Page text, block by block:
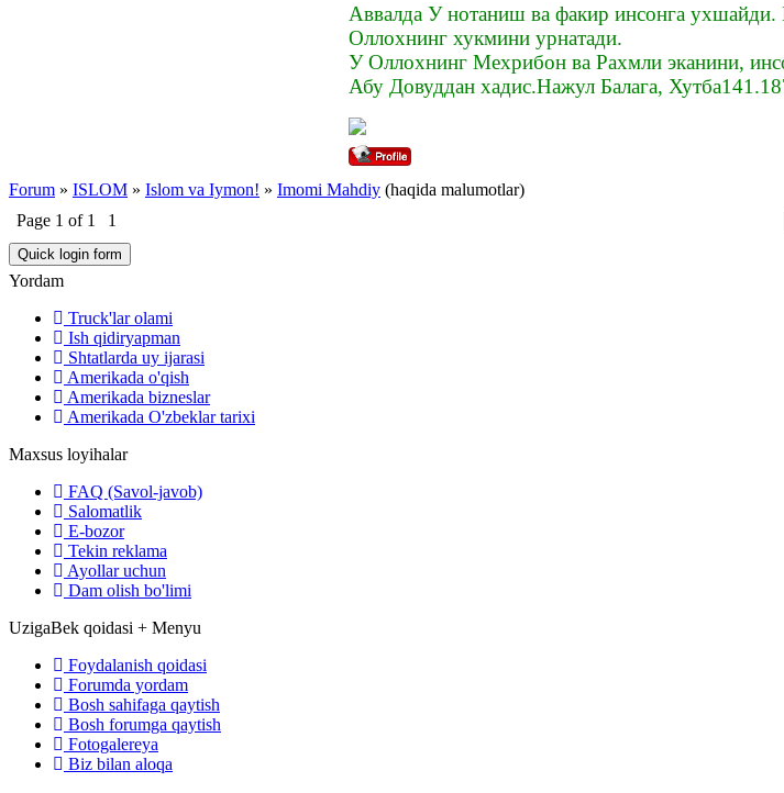
Аввалда У нотаниш ва факир инсонга ухшайди.
Оллохнинг хукмини урнатади.
У Оллохнинг Мехрибон ва Рахмли эканини,
Абу Довуддан хадис.Нажул Балага,
Forum » ISLOM » Islom va Iymon! » Imomi Mahdiy (haqida malumotlar)
Page 1 of 1
1
Yordam
Truck'lar olami
Ish qidiryapman
Shtatlarda uy ijarasi
Amerikada o'qish
Amerikada bizneslar
Amerikada O'zbeklar tarixi
Maxsus loyihalar
FAQ (Savol-javob)
Salomatlik
E-bozor
Tekin reklama
Ayollar uchun
Dam olish bo'limi
UzigaBek qoidasi + Menyu
Foydalanish qoidasi
Forumda yordam
Bosh sahifaga qaytish
Bosh forumga qaytish
Fotogalereya
Biz bilan aloqa